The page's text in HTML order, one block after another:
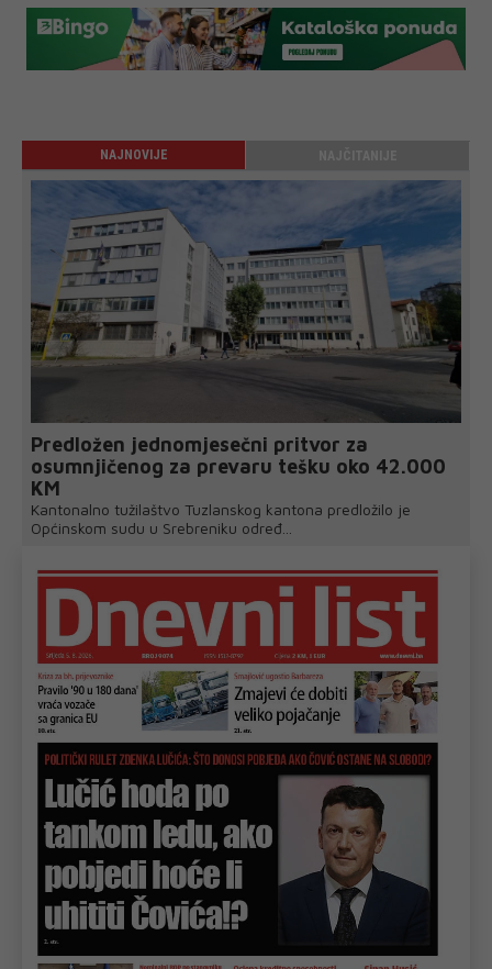
NAJNOVIJE
Predložen jednomjesečni pritvor za
osumnjičenog za prevaru tešku oko 42.000
KM
Kantonalno tužilaštvo Tuzlanskog kantona predložilo je
Općinskom sudu u Srebreniku određ...